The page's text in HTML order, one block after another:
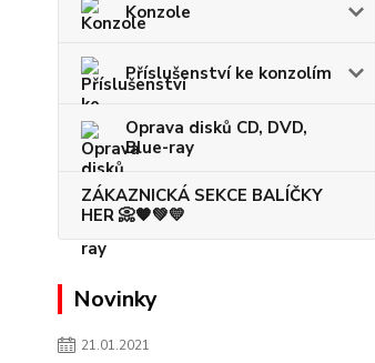
Konzole
Příslušenství ke konzolím
Oprava disků CD, DVD,
Blue-ray
ZÁKAZNICKÁ SEKCE BALÍČKY
HER 📀🧡💚💛
Novinky
21.01.2021